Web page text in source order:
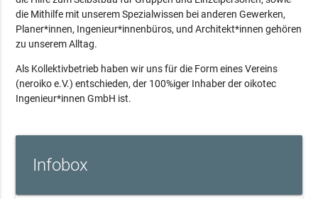
die Mithilfe mit unserem Spezialwissen bei anderen Gewerken,
Planer*innen, Ingenieur*innenbüros, und Architekt*innen gehören
zu unserem Alltag.
Als Kollektivbetrieb haben wir uns für die Form eines Vereins
(neroiko e.V.) entschieden, der 100%iger Inhaber der oikotec
Ingenieur*innen GmbH ist.
Infobox